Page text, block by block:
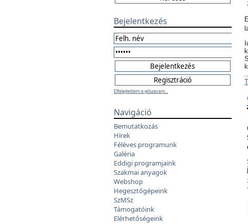
Bejelentkezés
Elfelejtettem a jelszavam...
Navigáció
Bemutatkozás
Hírek
Féléves programunk
Galéria
Eddigi programjaink
Szakmai anyagok
Webshop
Hegesztőgépeink
SzMSz
Támogatóink
Elérhetőségeink